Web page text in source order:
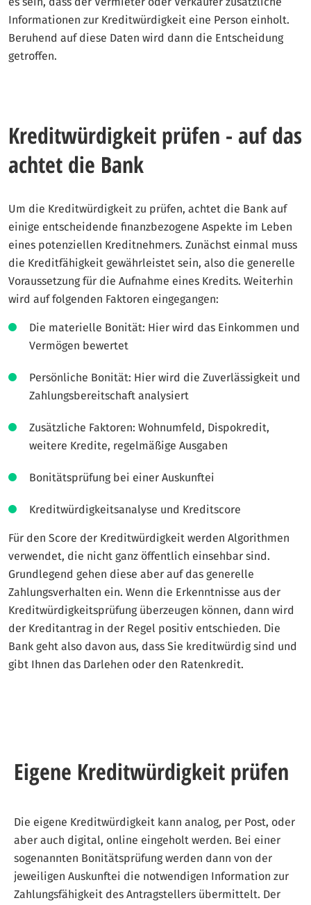
Informationen zur Kreditwürdigkeit eine Person einholt.
Beruhend auf diese Daten wird dann die Entscheidung
getroffen.
Kreditwürdigkeit prüfen - auf das
achtet die Bank
Um die Kreditwürdigkeit zu prüfen, achtet die Bank auf
einige entscheidende finanzbezogene Aspekte im Leben
eines potenziellen Kreditnehmers. Zunächst einmal muss
die Kreditfähigkeit gewährleistet sein, also die generelle
Voraussetzung für die Aufnahme eines Kredits. Weiterhin
wird auf folgenden Faktoren eingegangen:
Die materielle Bonität: Hier wird das Einkommen und
Vermögen bewertet
Persönliche Bonität: Hier wird die Zuverlässigkeit und
Zahlungsbereitschaft analysiert
Zusätzliche Faktoren: Wohnumfeld, Dispokredit,
weitere Kredite, regelmäßige Ausgaben
Bonitätsprüfung bei einer Auskunftei
Kreditwürdigkeitsanalyse und Kreditscore
Für den Score der Kreditwürdigkeit werden Algorithmen
verwendet, die nicht ganz öffentlich einsehbar sind.
Grundlegend gehen diese aber auf das generelle
Zahlungsverhalten ein. Wenn die Erkenntnisse aus der
Kreditwürdigkeitsprüfung überzeugen können, dann wird
der Kreditantrag in der Regel positiv entschieden. Die
Bank geht also davon aus, dass Sie kreditwürdig sind und
gibt Ihnen das Darlehen oder den Ratenkredit.
Eigene Kreditwürdigkeit prüfen
Die eigene Kreditwürdigkeit kann analog, per Post, oder
aber auch digital, online eingeholt werden. Bei einer
sogenannten Bonitätsprüfung werden dann von der
jeweiligen Auskunftei die notwendigen Information zur
Zahlungsfähigkeit des Antragstellers übermittelt. Der